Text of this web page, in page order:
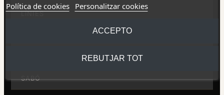
LÍNIES
SABÓ
Política de cookies Personalitzar cookies
REBUTJAR TOT
ACCEPTO